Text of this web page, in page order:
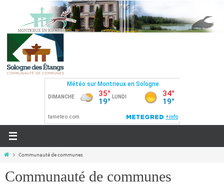
Communauté de communes
Communauté de communes